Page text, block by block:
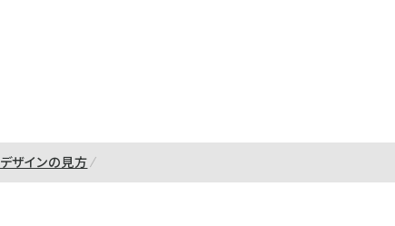
デザインの見方